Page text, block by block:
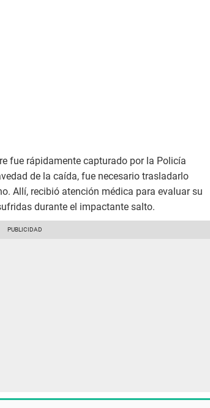
fue rápidamente capturado por la Policía
de la caída, fue necesario trasladarlo
Allí, recibió atención médica para evaluar su
durante el impactante salto.